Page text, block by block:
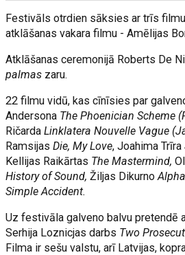
Festivāls otrdien sāksies ar trīs
atklāšanas vakara filmu - Amēlijas
Atklāšanas ceremonijā Roberts De
palmas zaru.
22 filmu vidū, kas cīnīsies par
Andersona The Phoenician Scheme
RičardaLinklatera Nouvelle Vague
RamsijasDie, My Love, Joahima Trīra
Kellijas Raikārtas The Mastermind,
History of Sound,Žiljas DikurnoAlpha
Simple Accident.
Uz festivāla galveno balvu pretendē
Serhija Loznicjas darbs Two
Filma ir sešu valstu, arī Latvijas,